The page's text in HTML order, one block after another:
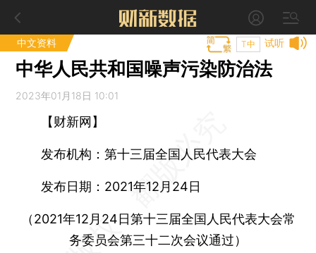
中文资料 试听
T中
中华人民共和国噪声污染防治法
2023年01月18日 10:01
【财新网】
发布机构：第十三届全国人民代表大会
发布日期：2021年12月24日
（2021年12月24日第十三届全国人民代表大会常
务委员会第三十二次会议通过）